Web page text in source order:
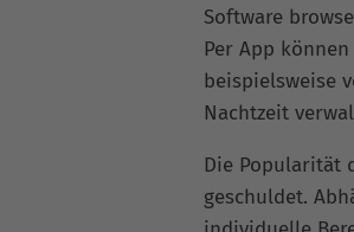
Software
Per App
beispielsweise
Nachtzeit
Die Popularität
geschuldet.